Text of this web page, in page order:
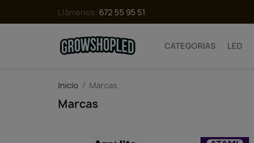
Llámenos: 672 55 95 51
CATEGORIAS LED
Inicio Marcas
Marcas